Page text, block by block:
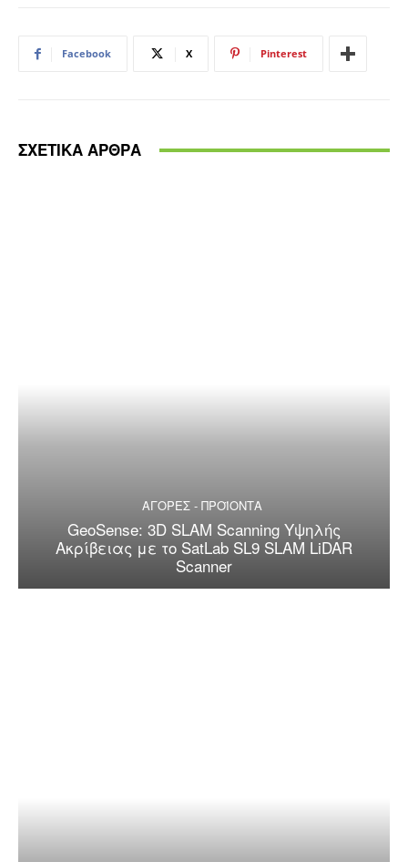
Facebook X Pinterest
ΣΧΕΤΙΚΑ ΑΡΘΡΑ
ΑΓΟΡΕΣ - ΠΡΟΪΟΝΤΑ
GeoSense: 3D SLAM Scanning Υψηλής
Ακρίβειας με το SatLab SL9 SLAM LiDAR
Scanner